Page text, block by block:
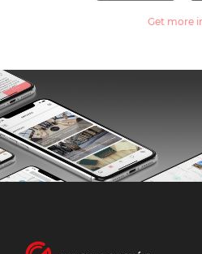
Get more